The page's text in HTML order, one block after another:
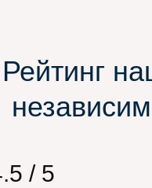
Рейтинг
/ 5